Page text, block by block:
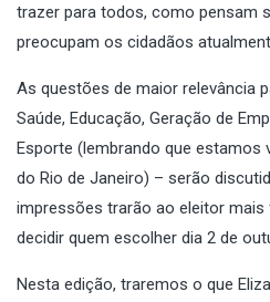
trazer para todos, como pensam
preocupam os cidadãos
As questões de maior relevância
Saúde, Educação, Geração de
Esporte (lembrando que estamos
do Rio de Janeiro) – serão
impressões trarão ao eleitor
decidir quem escolher dia 2 de
Nesta edição, traremos o que